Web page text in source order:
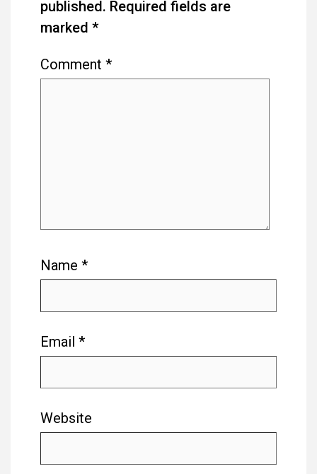
published. Required fields are
marked *
Comment *
Name *
Email *
Website